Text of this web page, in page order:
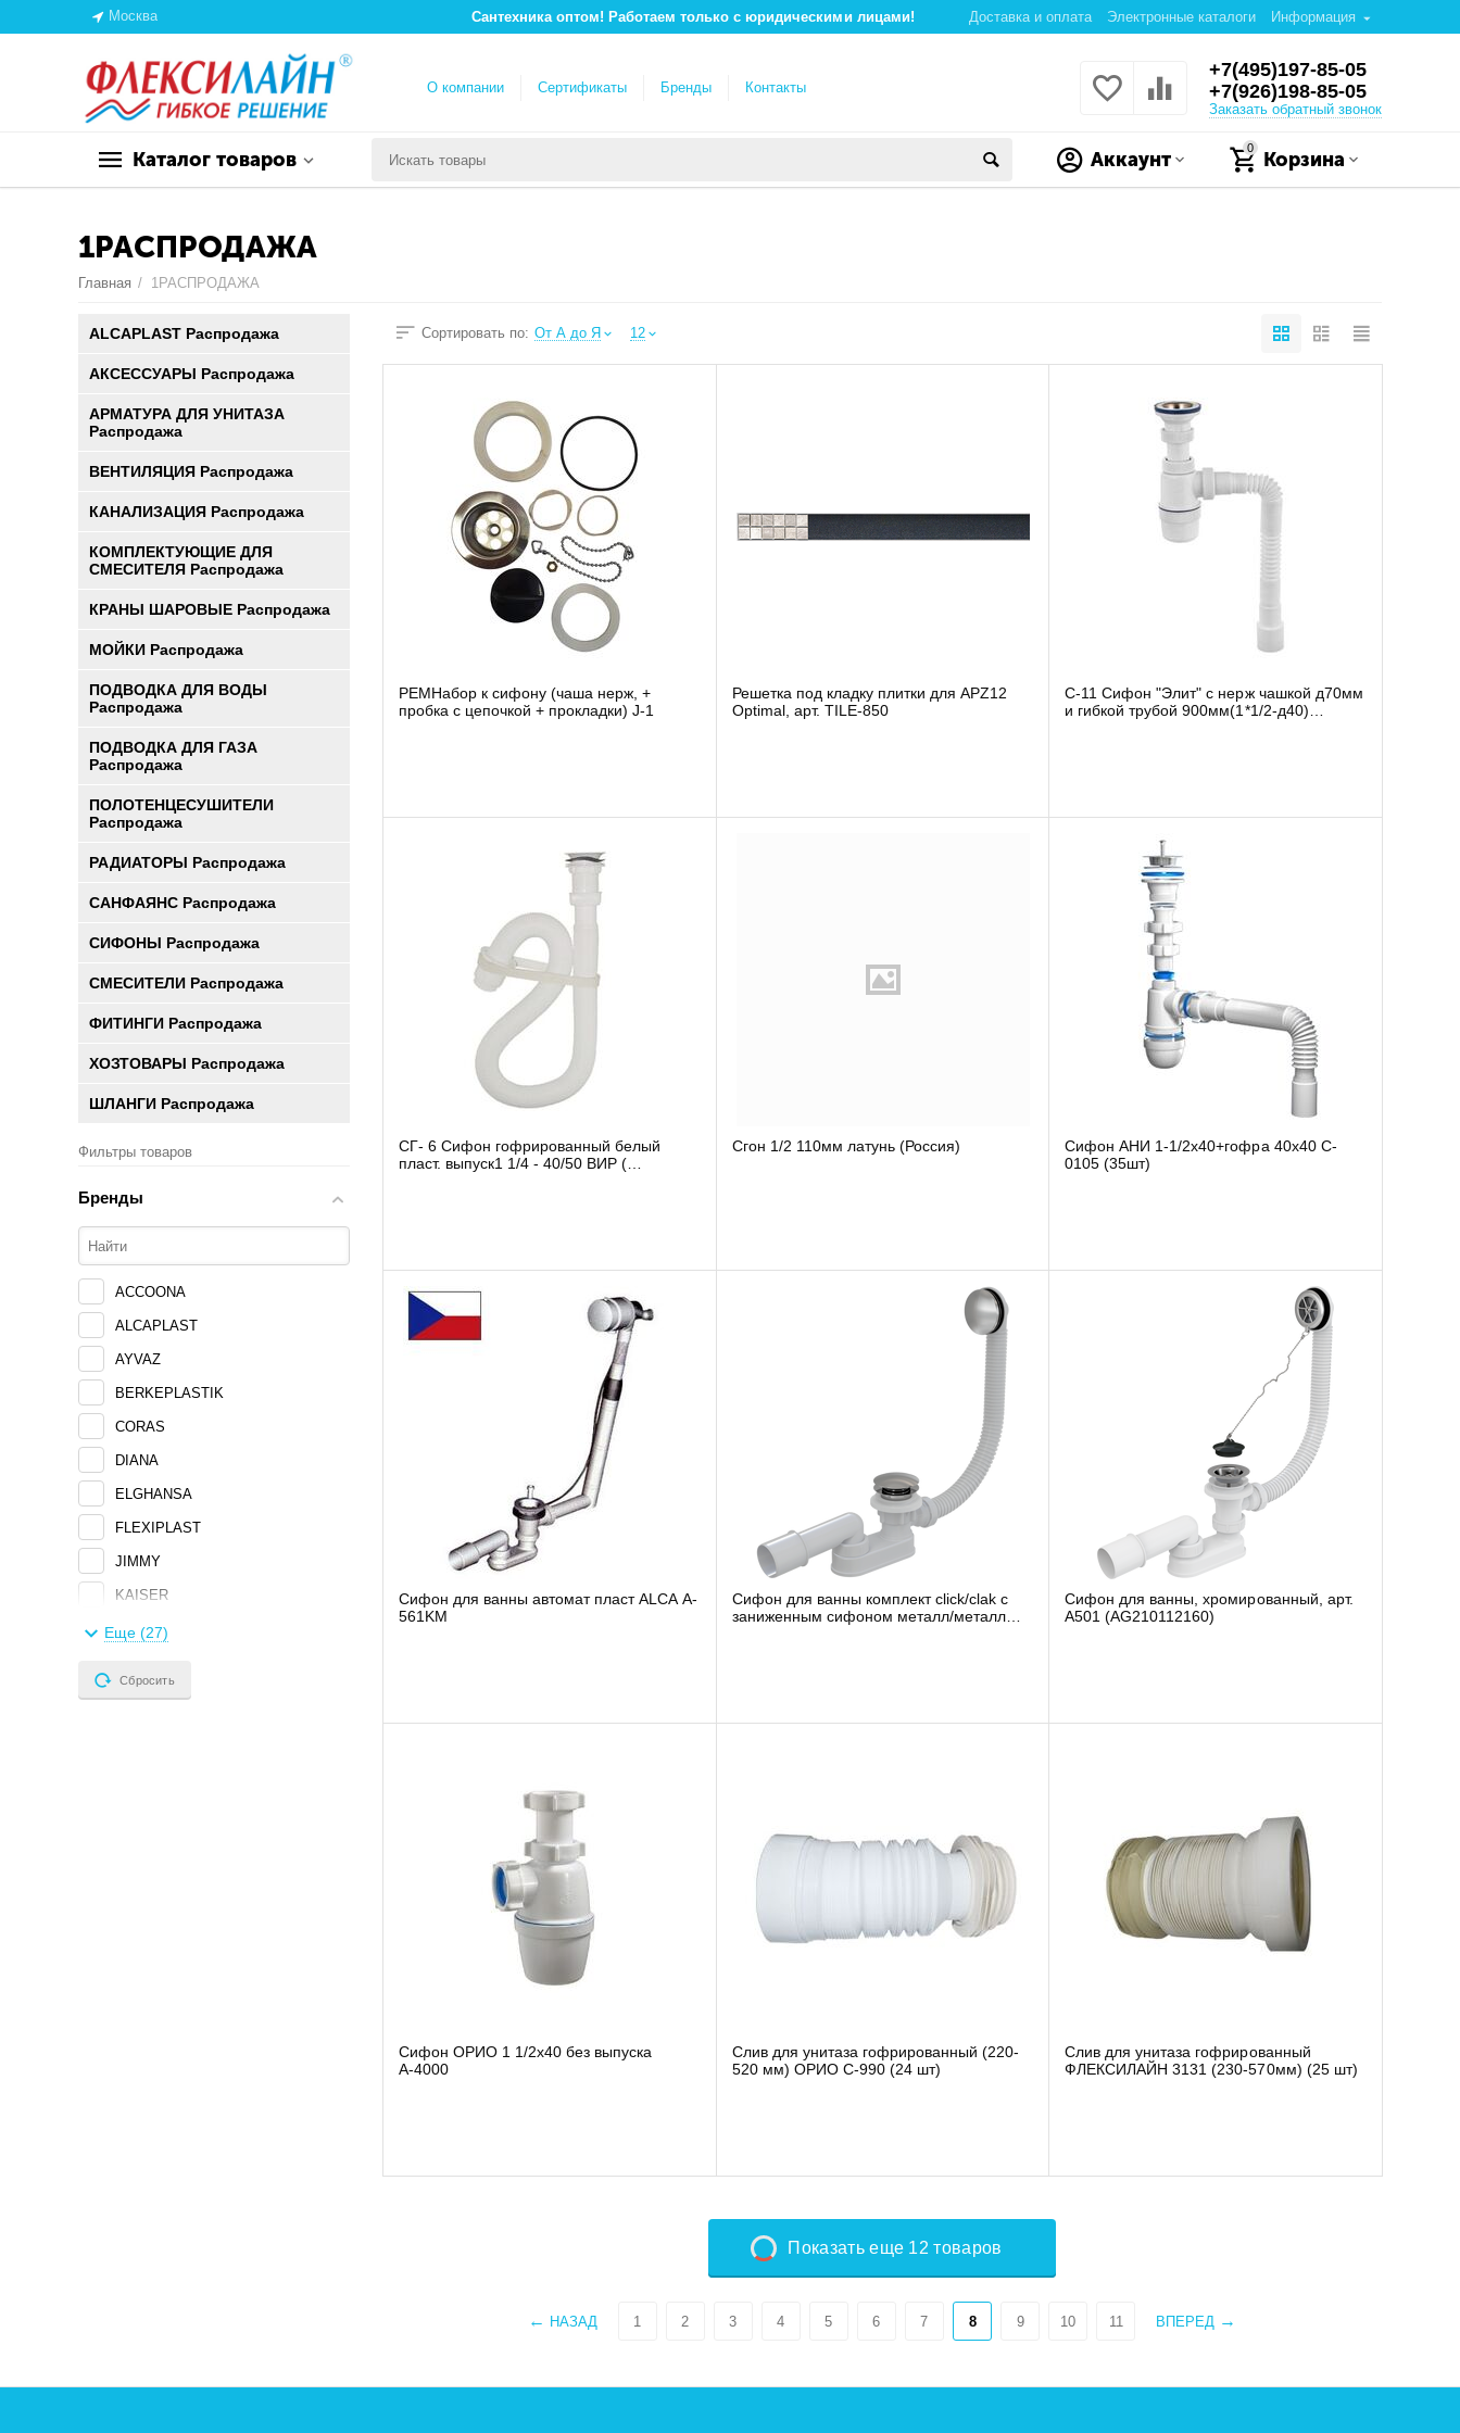
Москва Доставка и оплата Электронные каталоги Информация
Сантехника оптом! Работаем только с юридическими лицами!
О компании Сертификаты Бренды Контакты
+7(495)197-85-05
+7(926)198-85-05
Заказать обратный звонок
Каталог товаров
0
Корзина
Аккаунт
1РАСПРОДАЖА
Главная / 1РАСПРОДАЖА
Сортировать по: От А до Я 12
РЕМНабор к сифону (чаша нерж, +
пробка с цепочкой + прокладки) J-1
Решетка под кладку плитки для APZ12
Optimal, арт. TILE-850
С-11 Сифон "Элит" с нерж чашкой д70мм
и гибкой трубой 900мм(1*1/2-д40)
СГ- 6 Сифон гофрированный белый
пласт. выпуск1 1/4 - 40/50 ВИР (
Сгон 1/2 110мм латунь (Россия)
Сифон АНИ 1-1/2х40+гофра 40х40 C-
0105 (35шт)
Сифон для ванны автомат пласт ALCA A-
561KM
Сифон для ванны комплект click/clak с
заниженным сифоном металл/металл
Сифон для ванны, хромированный, арт.
A501 (AG210112160)
Сифон ОРИО 1 1/2х40 без выпуска
А-4000
Слив для унитаза гофрированный (220-
520 мм) ОРИО С-990 (24 шт)
Слив для унитаза гофрированный
ФЛЕКСИЛАЙН 3131 (230-570мм) (25 шт)
Показать еще 12 товаров
НАЗАД 1 2 3 4 5 6 7 8 9 10 11 ВПЕРЕД
ALCAPLAST Распродажа
АКСЕССУАРЫ Распродажа
АРМАТУРА ДЛЯ УНИТАЗА
Распродажа
ВЕНТИЛЯЦИЯ Распродажа
КАНАЛИЗАЦИЯ Распродажа
КОМПЛЕКТУЮЩИЕ ДЛЯ
СМЕСИТЕЛЯ Распродажа
КРАНЫ ШАРОВЫЕ Распродажа
МОЙКИ Распродажа
ПОДВОДКА ДЛЯ ВОДЫ
Распродажа
ПОДВОДКА ДЛЯ ГАЗА
Распродажа
ПОЛОТЕНЦЕСУШИТЕЛИ
Распродажа
РАДИАТОРЫ Распродажа
САНФАЯНС Распродажа
СИФОНЫ Распродажа
СМЕСИТЕЛИ Распродажа
ФИТИНГИ Распродажа
ХОЗТОВАРЫ Распродажа
ШЛАНГИ Распродажа
Фильтры товаров
Бренды
ACCOONA
ALCAPLAST
AYVAZ
BERKEPLASTIK
CORAS
DIANA
ELGHANSA
FLEXIPLAST
JIMMY
KAISER
OSCAR
ROCA
Еще (27)
Сбросить